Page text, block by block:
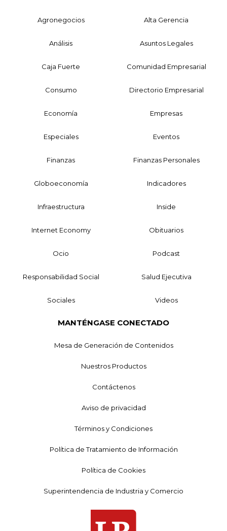
Agronegocios Alta Gerencia
Análisis Asuntos Legales
Caja Fuerte Comunidad Empresarial
Consumo Directorio Empresarial
Economía Empresas
Especiales Eventos
Finanzas Finanzas Personales
Globoeconomía Indicadores
Infraestructura Inside
Internet Economy Obituarios
Ocio Podcast
Responsabilidad Social Salud Ejecutiva
Sociales Videos
MANTÉNGASE CONECTADO
Mesa de Generación de Contenidos
Nuestros Productos
Contáctenos
Aviso de privacidad
Términos y Condiciones
Política de Tratamiento de Información
Política de Cookies
Superintendencia de Industria y Comercio